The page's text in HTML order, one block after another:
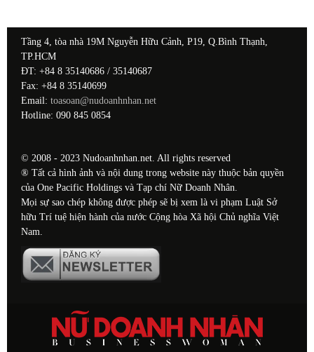
Tầng 4, tòa nhà 19M Nguyễn Hữu Cảnh, P19, Q.Bình Thạnh,
TP.HCM
ĐT: +84 8 35140686 / 35140687
Fax: +84 8 35140699
Email: toasoan@nudoanhnhan.net
Hotline: 090 845 0854
© 2008 - 2023 Nudoanhnhan.net. All rights reserved
® Tất cả hình ảnh và nội dung trong website này thuộc bản quyền
của One Pacific Holdings và Tạp chí Nữ Doanh Nhân.
Mọi sự sao chép không được phép sẽ bị xem là vi phạm Luật Sở
hữu Trí tuệ hiện hành của nước Cộng hòa Xã hội Chủ nghĩa Việt
Nam.